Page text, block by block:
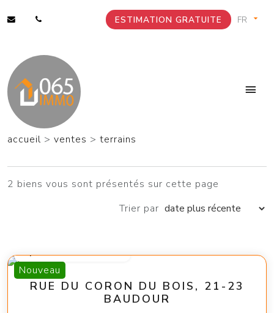
ESTIMATION GRATUITE
accueil > ventes > terrains
2 biens vous sont présentés sur cette page
Trier par
Nouveau
RUE DU CORON DU BOIS, 21-23
BAUDOUR